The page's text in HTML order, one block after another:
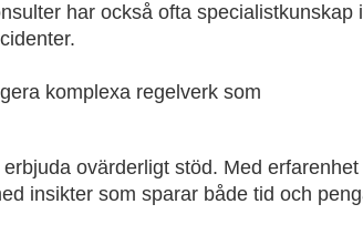
har också ofta specialistkunskap
komplexa regelverk som
ovärderligt stöd. Med erfarenhet
insikter som sparar både tid och